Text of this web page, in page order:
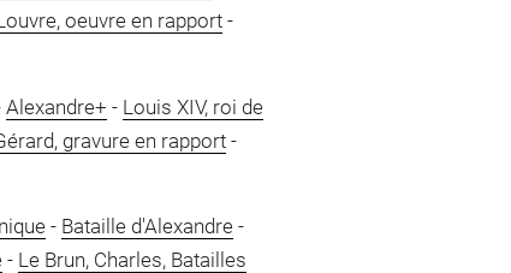
oeuvre en rapport-
Alexandre+ - Louis XIV, roi de
gravure en rapport-
- Bataille d'Alexandre-
- Le Brun, Charles, Batailles